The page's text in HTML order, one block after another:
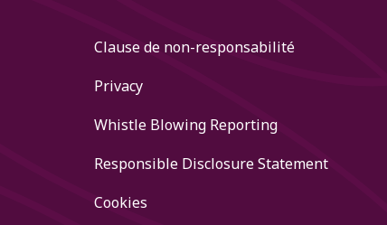
Clause de non-responsabilité
Privacy
Whistle Blowing Reporting
Responsible Disclosure Statement
Cookies